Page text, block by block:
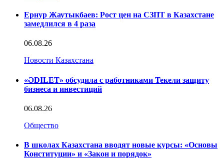
Ернур Жаутыкбаев: Рост цен на СЗПТ в Казахстане
замедлился в 4 раза
06.08.26
Новости Казахстана
«ӘDILET» обсудила с работниками Текели защиту
бизнеса и инвестиций
06.08.26
Общество
В школах Казахстана вводят новые курсы: «Основы
Конституции» и «Закон и порядок»